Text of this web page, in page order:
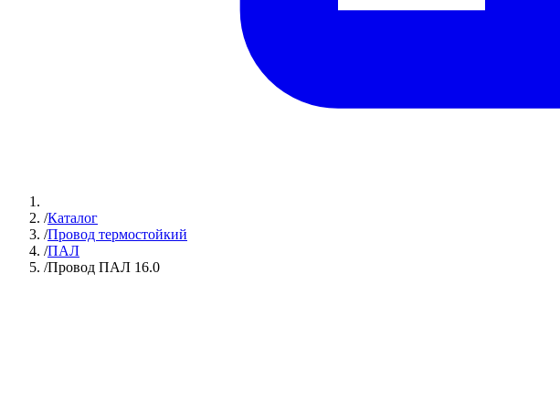
/Каталог
/Провод термостойкий
/ПАЛ
/Провод ПАЛ 16.0